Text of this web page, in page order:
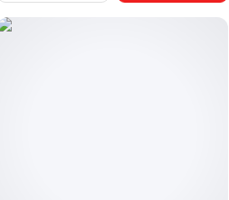
的参数陷阱？
时需要特别关注以下场景适配性
度的差异：闭式冷却塔更适合水
塔在清洁水源条件下运行成本更